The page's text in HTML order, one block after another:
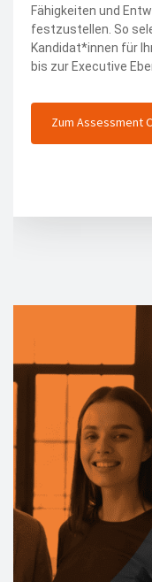
Fähigkeiten und
festzustellen. So
Kandidat*innen für
bis zur Executive
Zum Assessment